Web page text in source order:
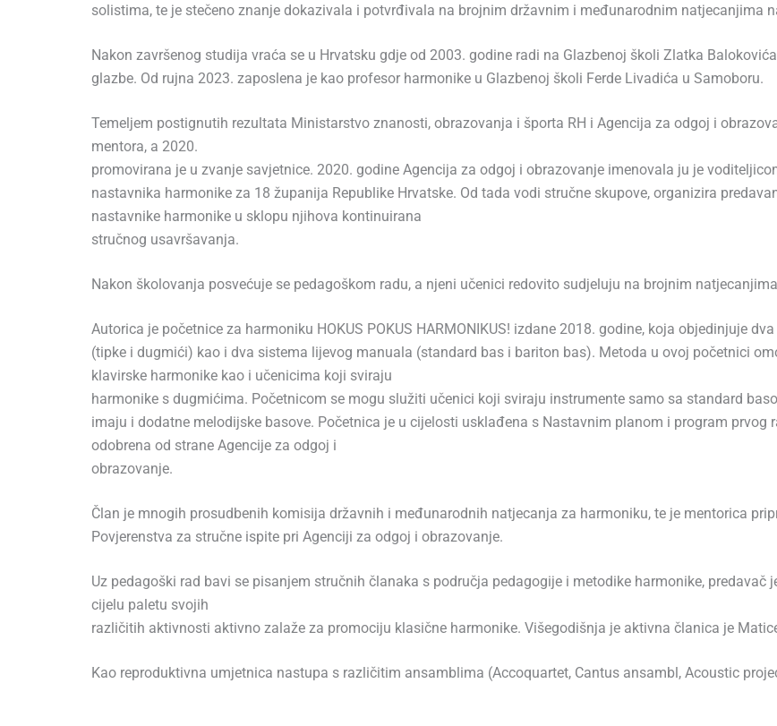
solistima, te je stečeno znanje dokazivala i potvrđivala na brojnim državnim i međunarodnim natjecanjima
Nakon završenog studija vraća se u Hrvatsku gdje od 2003. godine radi na Glazbenoj školi Zlatka
glazbe. Od rujna 2023. zaposlena je kao profesor harmonike u Glazbenoj školi Ferde Livadića u Samoboru.
Temeljem postignutih rezultata Ministarstvo znanosti, obrazovanja i športa RH i Agencija za odgoj i
mentora, a 2020.
promovirana je u zvanje savjetnice. 2020. godine Agencija za odgoj i obrazovanje imenovala ju je
nastavnika harmonike za 18 županija Republike Hrvatske. Od tada vodi stručne skupove, organizira
nastavnike harmonike u sklopu njihova kontinuirana
stručnog usavršavanja.
Nakon školovanja posvećuje se pedagoškom radu, a njeni učenici redovito sudjeluju na brojnim
Autorica je početnice za harmoniku HOKUS POKUS HARMONIKUS! izdane 2018. godine, koja objedinjuje
(tipke i dugmići) kao i dva sistema lijevog manuala (standard bas i bariton bas). Metoda u ovoj početnici
klavirske harmonike kao i učenicima koji sviraju
harmonike s dugmićima. Početnicom se mogu služiti učenici koji sviraju instrumente samo sa standard
imaju i dodatne melodijske basove. Početnica je u cijelosti usklađena s Nastavnim planom i program prvog
odobrena od strane Agencije za odgoj i
obrazovanje.
Član je mnogih prosudbenih komisija državnih i međunarodnih natjecanja za harmoniku, te je mentorica
Povjerenstva za stručne ispite pri Agenciji za odgoj i obrazovanje.
Uz pedagoški rad bavi se pisanjem stručnih članaka s područja pedagogije i metodike harmonike, predavač
cijelu paletu svojih
različitih aktivnosti aktivno zalaže za promociju klasične harmonike. Višegodišnja je aktivna članica je
Kao reproduktivna umjetnica nastupa s različitim ansamblima (Accoquartet, Cantus ansambl, Acoustic